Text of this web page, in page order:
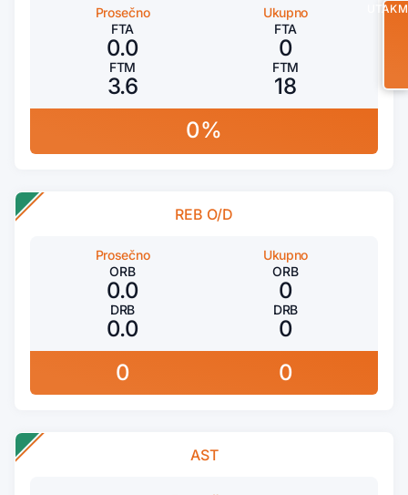
Prosečno
FTA
0.0
FTM
3.6
Ukupno
FTA
0
FTM
18
0%
REB O/D
Prosečno
ORB
0.0
DRB
0.0
Ukupno
ORB
0
DRB
0
0
0
AST